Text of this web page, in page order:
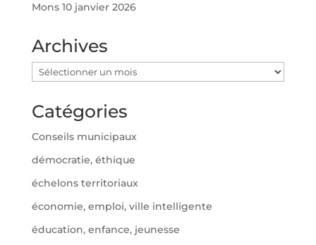
Mons 10 janvier 2026
Archives
Archives
Catégories
Conseils municipaux
démocratie, éthique
échelons territoriaux
économie, emploi, ville intelligente
éducation, enfance, jeunesse